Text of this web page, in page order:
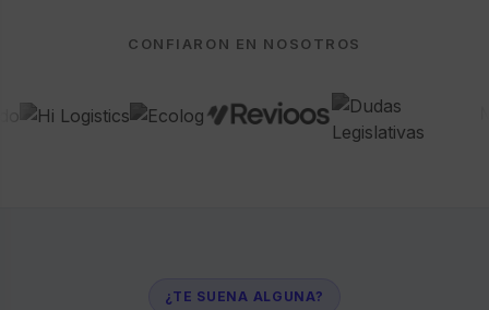
CONFIARON EN NOSOTROS
¿TE SUENA ALGUNA?